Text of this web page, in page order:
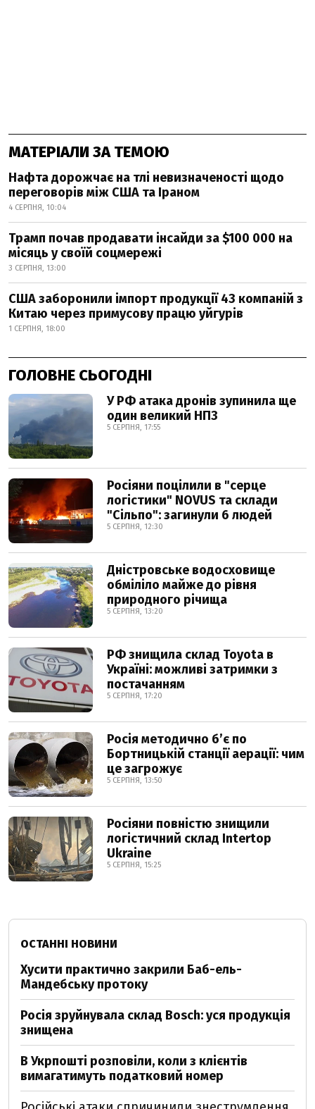
МАТЕРІАЛИ ЗА ТЕМОЮ
Нафта дорожчає на тлі невизначеності щодо
переговорів між США та Іраном
4 СЕРПНЯ, 10:04
Трамп почав продавати інсайди за $100 000 на
місяць у своїй соцмережі
3 СЕРПНЯ, 13:00
США заборонили імпорт продукції 43 компаній з
Китаю через примусову працю уйгурів
1 СЕРПНЯ, 18:00
ГОЛОВНЕ СЬОГОДНІ
У РФ атака дронів зупинила ще
один великий НПЗ
5 СЕРПНЯ, 17:55
Росіяни поцілили в "серце
логістики" NOVUS та склади
"Сільпо": загинули 6 людей
5 СЕРПНЯ, 12:30
Дністровське водосховище
обміліло майже до рівня
природного річища
5 СЕРПНЯ, 13:20
РФ знищила склад Toyota в
Україні: можливі затримки з
постачанням
5 СЕРПНЯ, 17:20
Росія методично б’є по
Бортницькій станції аерації: чим
це загрожує
5 СЕРПНЯ, 13:50
Росіяни повністю знищили
логістичний склад Intertop
Ukraine
5 СЕРПНЯ, 15:25
ОСТАННІ НОВИНИ
Хусити практично закрили Баб-ель-
Мандебську протоку
Росія зруйнувала склад Bosch: уся продукція
знищена
В Укрпошті розповіли, коли з клієнтів
вимагатимуть податковий номер